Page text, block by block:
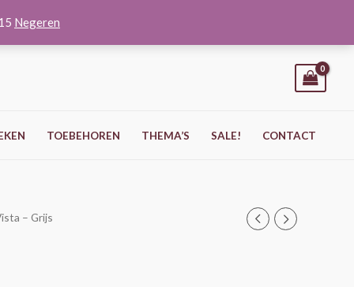
Negeren
TOEBEHOREN THEMA’S SALE! CONTACT
– Grijs